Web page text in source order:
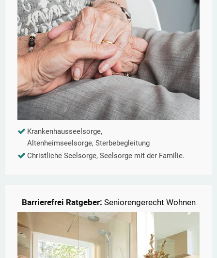
Krankenhausseelsorge,
Altenheimseelsorge, Sterbebegleitung
Christliche Seelsorge, Seelsorge mit der Familie.
Barrierefrei Ratgeber: Seniorengerecht Wohnen